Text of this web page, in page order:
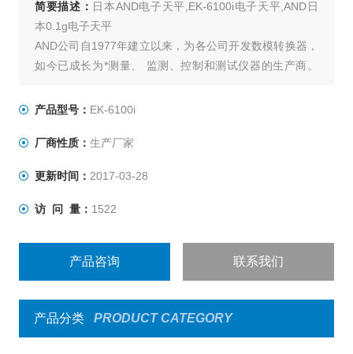
简要描述： 日本AND电子天平,EK-6100i电子天平,AND日
本0.1g电子天平
AND公司自1977年建立以来，为各公司开发数模转换器，
如今已成长为*测量、 监测、控制和测试仪器的生产商。
拥有*的技术，从而生产出高品质的产品，包括电子天平，
精确，更适合个人需要和有效的成本。
产品型号： EK-6100i
厂商性质： 生产厂家
更新时间： 2017-03-28
访 问 量： 1522
产品咨询 联系我们
产品分类 PRODUCT CATEGORY